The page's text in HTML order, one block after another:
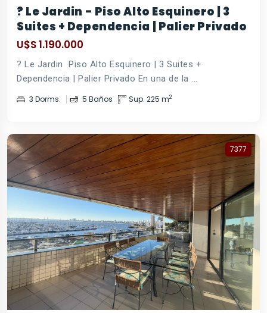
? Le Jardin - Piso Alto Esquinero | 3
Suites + Dependencia | Palier Privado
U$S 1.190.000
? Le Jardin  Piso Alto Esquinero | 3 Suites +
Dependencia | Palier Privado En una de la ...
3 Dorms. 5 Baños Sup. 225 m2
7377